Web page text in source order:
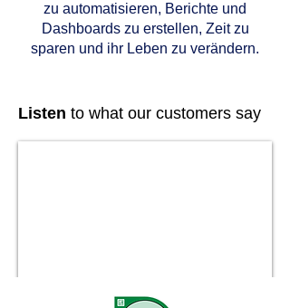
zu automatisieren, Berichte und
Dashboards zu erstellen, Zeit zu
sparen und ihr Leben zu verändern.
Listen to what our customers say